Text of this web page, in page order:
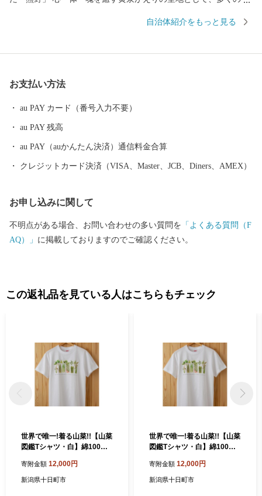
「熊野古道」 海を見下ろすような巨岩の「獅子岩」 日本最古の神
余年もの伝統を誇り、約１万発の大迫力の花火や 世界遺産に轟く
音と光を楽しもうと 全国から多くの人が訪れます。
自治体紹介をもっと見る
お支払い方法
au PAY カード（番号入力不要）
au PAY 残高
au PAY（auかんたん決済）通信料金合算
クレジットカード決済（VISA、Master、JCB、Diners、AMEX）
お申し込みに関して
不明点がある場合、お問い合わせの多い質問を 「よくある質問（F
AQ）」 に掲載しておりますのでご確認ください。
この返礼品を見ている人はこちらもチェック
世界で唯一!着る山菜!!【山菜
図鑑Tシャツ・白】綿100%
寄附金額 12,000円
新潟県十日町市
世界で唯一!着る山菜!!【山菜
図鑑Tシャツ・白】綿100%
寄附金額 12,000円
新潟県十日町市